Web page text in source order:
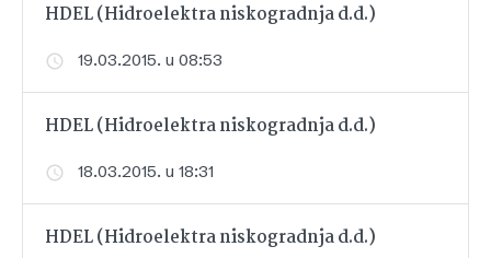
HDEL (Hidroelektra niskogradnja d.d.)
19.03.2015. u 08:53
HDEL (Hidroelektra niskogradnja d.d.)
18.03.2015. u 18:31
HDEL (Hidroelektra niskogradnja d.d.)